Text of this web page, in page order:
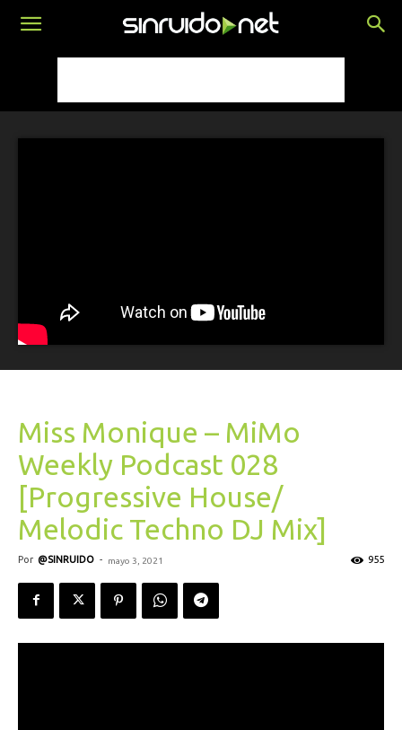
Miss Monique – MiMo
Weekly Podcast 028
[Progressive House/
Melodic Techno DJ Mix]
Por @SINRUIDO - mayo 3, 2021 955